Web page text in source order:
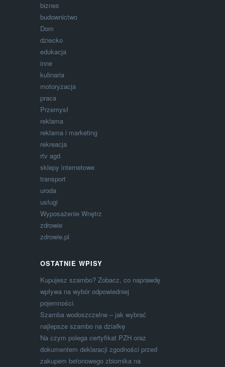
biznes
budownictwo
Dom
dziecko
edukacja
inne
kulinaria
motoryzacja
praca
Przemysł
reklama
reklama i marketing
rekreacja
rtv agd
sklepy internetowe
transport
uroda
usługi
Wyposażenie Wnętrz
zdrowie
zdrowie.pl
OSTATNIE WPISY
Kupujesz szambo? Zobacz, co naprawdę
wpływa na wybór odpowiedniej
pojemności.
Szamba wodoszczelne – jak wybrać
najlepsze szambo na działkę
Na czym polega certyfikat PZH oraz
dokumentem deklaracji zgodności przed
zakupem betonowego zbiornika na